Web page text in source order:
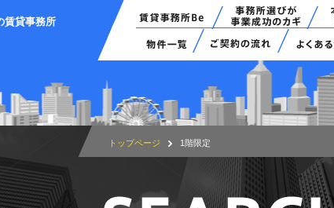
賃貸事務所
トップページ 1階限定